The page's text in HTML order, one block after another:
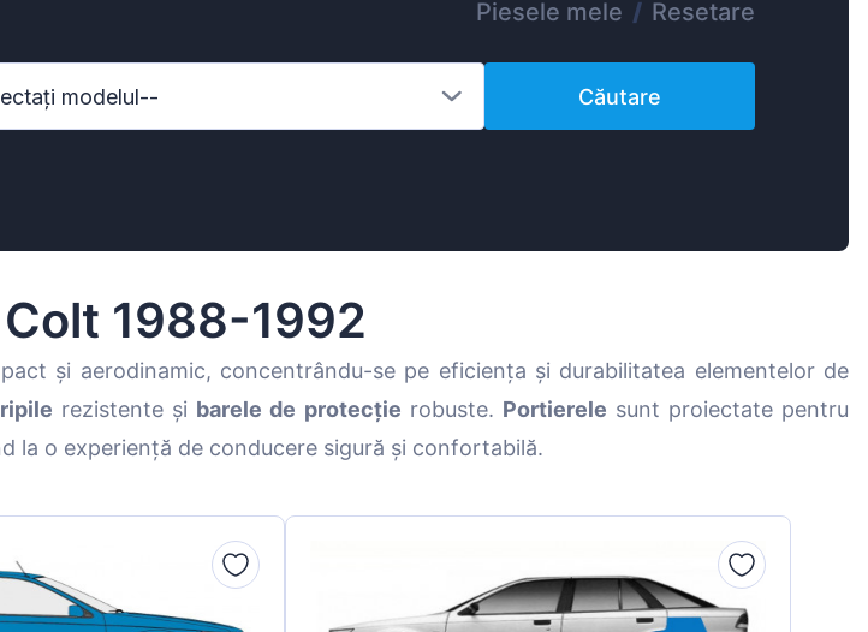
Magyar
Lietuvių
Hrvatski
Piesele mele / Resetare
modelul-- Căutare
1988-1992
și aerodinamic, concentrându-se pe eficiența și durabilitatea elementelor de
rezistente și barele de protecție robuste. Portierele sunt proiectate pentru
la o experiență de conducere sigură și confortabilă.